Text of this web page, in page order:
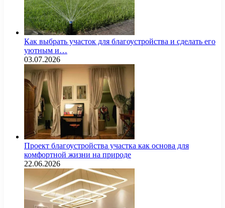
Как выбрать участок для благоустройства и сделать его
уютным и…
03.07.2026
Проект благоустройства участка как основа для
комфортной жизни на природе
22.06.2026